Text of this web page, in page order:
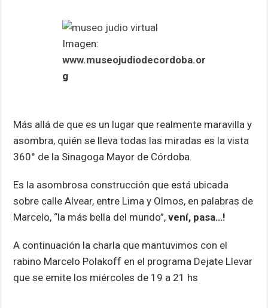
Imagen:
www.museojudiodecordoba.or
g
Más allá de que es un lugar que realmente maravilla y
asombra, quién se lleva todas las miradas es la vista
360° de la Sinagoga Mayor de Córdoba.
Es la asombrosa construcción que está ubicada
sobre calle Alvear, entre Lima y Olmos, en palabras de
Marcelo, “la más bella del mundo”,vení, pasa…!
A continuación la charla que mantuvimos con el
rabino Marcelo Polakoff en el programa Dejate Llevar
que se emite los miércoles de 19 a 21 hs